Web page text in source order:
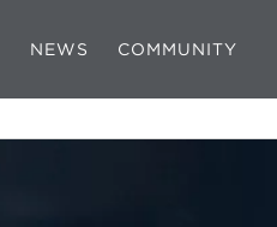
NEWS COMMUNITY